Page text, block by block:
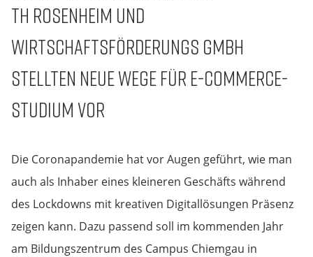
TH ROSENHEIM UND
WIRTSCHAFTSFÖRDERUNGS GMBH
STELLTEN NEUE WEGE FÜR E-COMMERCE-
STUDIUM VOR
Die Coronapandemie hat vor Augen geführt, wie man
auch als Inhaber eines kleineren Geschäfts während
des Lockdowns mit kreativen Digitallösungen Präsenz
zeigen kann. Dazu passend soll im kommenden Jahr
am Bildungszentrum des Campus Chiemgau in